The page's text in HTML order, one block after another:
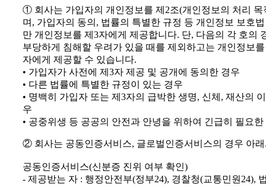
① 회사는 가입자의 개인정보를 제2조(개인정보의 처리
며, 가입자의 동의, 법률의 특별한 규정 등 개인정보 보호
만 개인정보를 제3자에게 제공합니다. 단, 다음의 각 호의
부당하게 침해할 우려가 있을 때를 제외하고는 개인정보
자에게 제공할 수 있습니다.
• 가입자가 사전에 제3자 제공 및 공개에 동의한 경우
• 다른 법률에 특별한 규정이 있는 경우
• 명백히 가입자 또는 제3자의 급박한 생명, 신체, 재산의
우
• 공중위생 등 공공의 안전과 안녕을 위하여 긴급히 필요한
② 회사는 공동인증서비스, 글로벌인증서비스의 경우 아
공동인증서비스(신분증 진위 여부 확인)
- 제공받는 자 : 행정안전부(정부24), 경찰청(교통민원24),